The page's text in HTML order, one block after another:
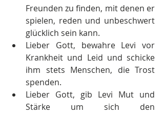
Freunden zu finden, mit denen er
spielen, reden und unbeschwert
glücklich sein kann.
Lieber Gott, bewahre Levi vor
Krankheit und Leid und schicke
ihm stets Menschen, die Trost
spenden.
Lieber Gott, gib Levi Mut und
Stärke um sich den